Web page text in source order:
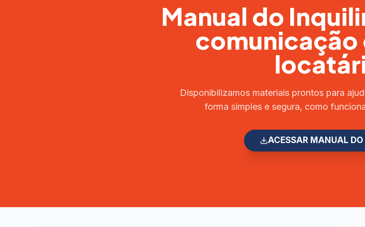
Manual do
comunicação
Disponibilizamos materiais prontos para
forma simples e segura, como
ACESSAR MANUAL